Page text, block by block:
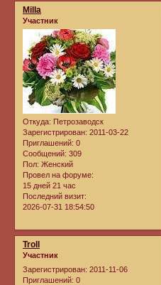
Milla
Участник
Откуда: Петрозаводск
Зарегистрирован: 2011-03-22
Приглашений: 0
Сообщений: 309
Пол: Женский
Провел на форуме:
15 дней 21 час
Последний визит:
2026-07-31 18:54:50
Troll
Участник
Зарегистрирован: 2011-11-06
Приглашений: 0